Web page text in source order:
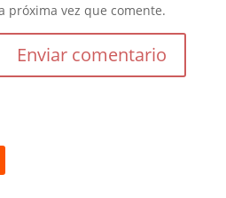
próxima vez que comente.